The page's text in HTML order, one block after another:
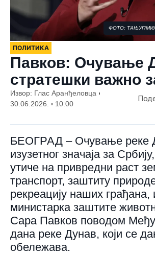
ФОТО: ТАЊУГ/
ПОЛИТИКА
Павков: Очување
стратешки важно
Извор: Глас Аранђеловца
30.06.2026.
10:00
БЕОГРАД – Очување реке
изузетног значаја за
утиче на привредни раст
транспорт, заштиту
рекреацију наших грађана,
министарка заштите
Сара Павков поводом
дана реке Дунав, који се
обележава.